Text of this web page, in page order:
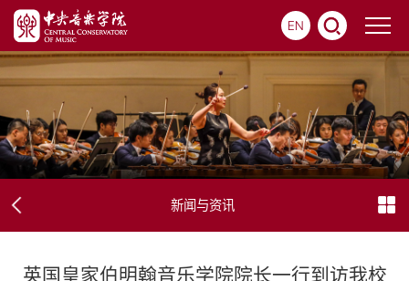
EN
新闻与资讯
英国皇家伯明翰音乐学院院长一行到访我校